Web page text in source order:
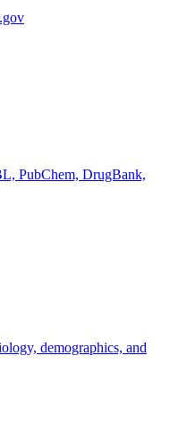
PubChem, DrugBank,
demographics, and